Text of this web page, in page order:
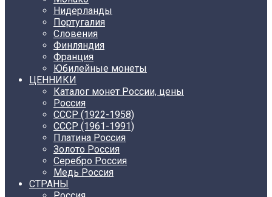
Нидерланды
Португалия
Словения
Финляндия
Франция
Юбилейные монеты
ЦЕННИКИ
Каталог монет России, цены
Россия
СССР (1922-1958)
CCCР (1961-1991)
Платина Россия
Золото Россия
Серебро Россия
Медь Россия
СТРАНЫ